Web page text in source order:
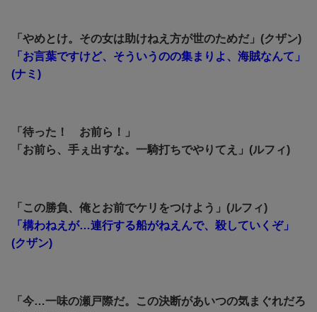
「やめとけ。その女は助けねえ方が世のためだ」(クザン)
「お言葉ですけど、そういうのの集まりよ、海賊なんて」
(ナミ)
「待った！ お前ら！」
「お前ら、手ぇ出すな。一騎打ちでやりてえ」(ルフィ)
「この勝負、俺とお前でケリをつけよう」(ルフィ)
「構わねえが…連行する船がねえんで、殺していくぞ」
(クザン)
「今…一味の瀬戸際だ。この決断があいつの気まぐれだろ